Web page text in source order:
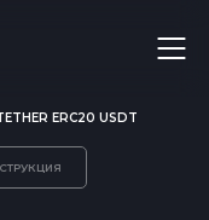
ERC20 USDT